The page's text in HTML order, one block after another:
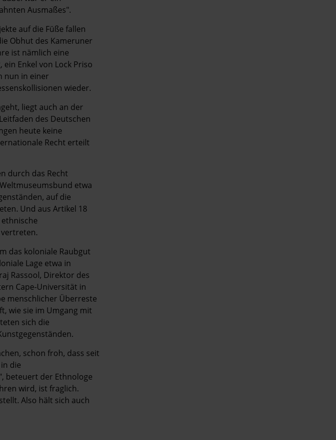
Ausmaßes".
auf die Füße fallen
Obhut des Kameruner
ist nämlich eine
Enkel von Lock Priso
nun in einer
wieder.
liegt auch an der
des Deutschen
heute keine
Recht erteilt
durch das Recht
etwa
auf die
Und aus Artikel 18
das koloniale Raubgut
Lage etwa in
Rassool, Direktor des
Cape-Universität in
menschlicher Überreste
wie sie im Umgang mit
sich die
schon froh, dass seit
die
beteuert der Ethnologe
wird, ist fraglich.
Also hält sich auch